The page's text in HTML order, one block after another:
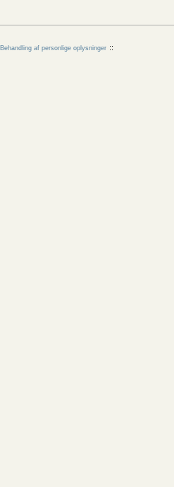
Behandling af personlige oplysninger